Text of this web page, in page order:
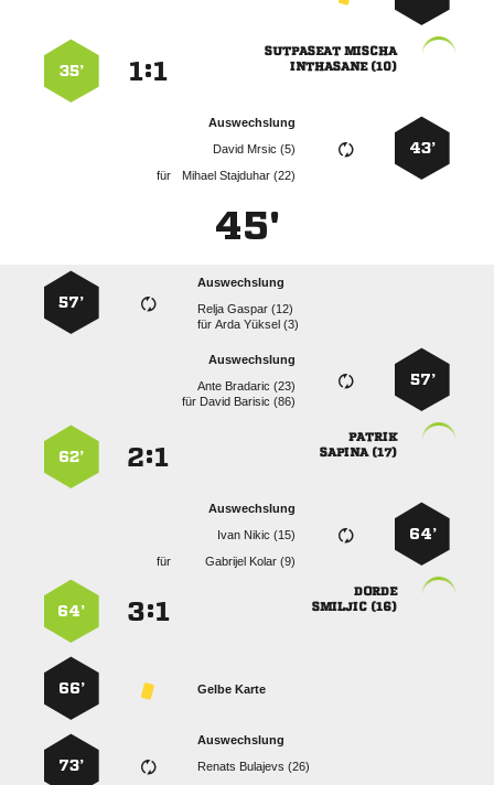
 
 
:
35’
43’
Auswechslung
  
für
  
45'
Auswechslung
  
für  
57’
57’
Auswechslung
  
für   

 
:
62’
64’
Auswechslung
  
für
  

 
:
64’
Gelbe Karte
66’
Auswechslung
  
73’